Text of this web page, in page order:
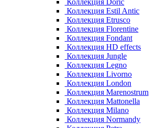
Коллекция Doric
Коллекция Estil Antic
Коллекция Etrusco
Коллекция Florentine
Коллекция Fondant
Коллекция HD effects
Коллекция Jungle
Коллекция Legno
Коллекция Livorno
Коллекция London
Коллекция Marenostrum
Коллекция Mattonella
Коллекция Milano
Коллекция Normandy